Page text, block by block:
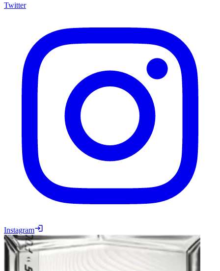
Twitter
Instagram